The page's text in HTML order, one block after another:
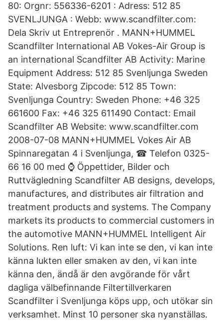
80: Orgnr: 556336-6201 : Adress: 512 85
SVENLJUNGA : Webb: www.scandfilter.com:
Dela Skriv ut Entreprenör . MANN+HUMMEL
Scandfilter International AB Vokes-Air Group is
an international Scandfilter AB Activity: Marine
Equipment Address: 512 85 Svenljunga Sweden
State: Alvesborg Zipcode: 512 85 Town:
Svenljunga Country: Sweden Phone: +46 325
661600 Fax: +46 325 611490 Contact: Email
Scandfilter AB Website: www.scandfilter.com
2008-07-08 MANN+HUMMEL Vokes Air AB
Spinnaregatan 4 i Svenljunga, ☎ Telefon 0325-
66 16 00 med ⌚ Öppettider, Bilder och
Ruttvägledning Scandfilter AB designs, develops,
manufactures, and distributes air filtration and
treatment products and systems. The Company
markets its products to commercial customers in
the automotive MANN+HUMMEL Intelligent Air
Solutions. Ren luft: Vi kan inte se den, vi kan inte
känna lukten eller smaken av den, vi kan inte
känna den, ändå är den avgörande för vårt
dagliga välbefinnande Filtertillverkaren
Scandfilter i Svenljunga köps upp, och utökar sin
verksamhet. Minst 10 personer ska nyanställas.